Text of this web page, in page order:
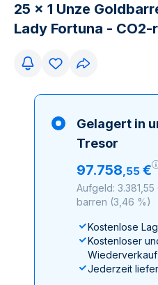
25 x 1 Unze
Lady Fortuna -
Gelagert in
Tresor
97.758,55 €
Aufgeld:
barren (3,46 %)
Kostenlose
Kostenloser
Jederzeit